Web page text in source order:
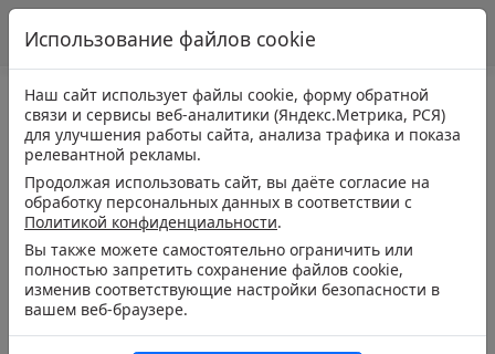
Использование файлов cookie
Наш сайт использует файлы cookie, форму обратной
связи и сервисы веб-аналитики (Яндекс.Метрика, РСЯ)
для улучшения работы сайта, анализа трафика и показа
релевантной рекламы.
Продолжая использовать сайт, вы даёте согласие на
обработку персональных данных в соответствии с
Политикой конфиденциальности.
Вы также можете самостоятельно ограничить или
полностью запретить сохранение файлов cookie,
изменив соответствующие настройки безопасности в
вашем веб-браузере.